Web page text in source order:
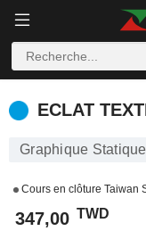
ECLAT TEXTILE
ECLAT
Graphique
Cours en clôture Taiwan
347,00 TWD